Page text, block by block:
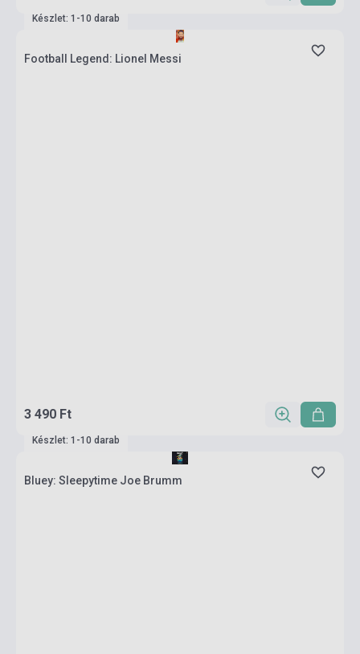
Készlet: 1-10 darab
Football Legend: Lionel Messi
3 490 Ft
Készlet: 1-10 darab
Bluey: Sleepytime Joe Brumm